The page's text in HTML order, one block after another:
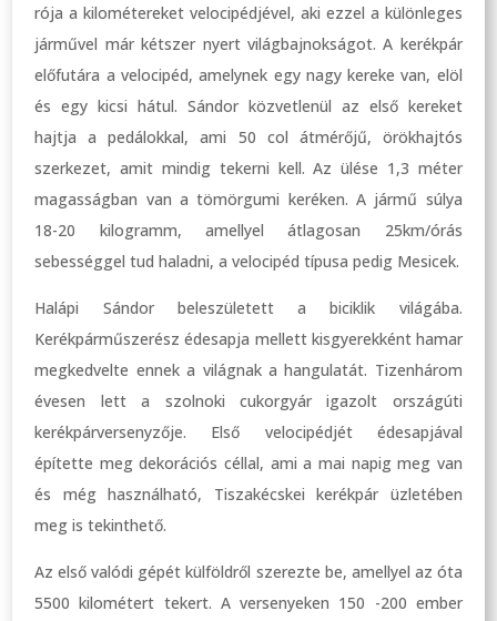
rója a kilométereket velocipédjével, aki ezzel a különleges
járművel már kétszer nyert világbajnokságot. A kerékpár
előfutára a velocipéd, amelynek egy nagy kereke van, elöl
és egy kicsi hátul. Sándor közvetlenül az első kereket
hajtja a pedálokkal, ami 50 col átmérőjű, örökhajtós
szerkezet, amit mindig tekerni kell. Az ülése 1,3 méter
magasságban van a tömörgumi keréken. A jármű súlya
18-20 kilogramm, amellyel átlagosan 25km/órás
sebességgel tud haladni, a velocipéd típusa pedig Mesicek.
Halápi Sándor beleszületett a biciklik világába.
Kerékpárműszerész édesapja mellett kisgyerekként hamar
megkedvelte ennek a világnak a hangulatát. Tizenhárom
évesen lett a szolnoki cukorgyár igazolt országúti
kerékpárversenyzője. Első velocipédjét édesapjával
építette meg dekorációs céllal, ami a mai napig meg van
és még használható, Tiszakécskei kerékpár üzletében
meg is tekinthető.
Az első valódi gépét külföldről szerezte be, amellyel az óta
5500 kilométert tekert. A versenyeken 150 -200 ember